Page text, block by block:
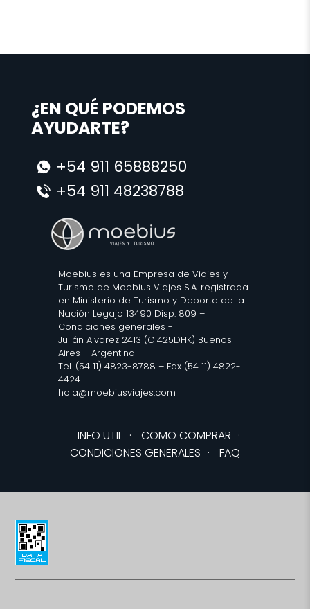
¿EN QUÉ PODEMOS
AYUDARTE?
+54 911 65888250
+54 911 48238788
Moebius es una Empresa de Viajes y
Turismo de Moebius Viajes S.A. registrada
en Ministerio de Turismo y Deporte de la
Nación Legajo 13490 Disp. 809 –
Condiciones generales -
Julián Alvarez 2413 (C1425DHK) Buenos
Aires – Argentina
Tel. (54 11) 4823-8788 – Fax (54 11) 4822-
4424
hola@moebiusviajes.com
INFO UTIL · COMO COMPRAR ·
CONDICIONES GENERALES · FAQ